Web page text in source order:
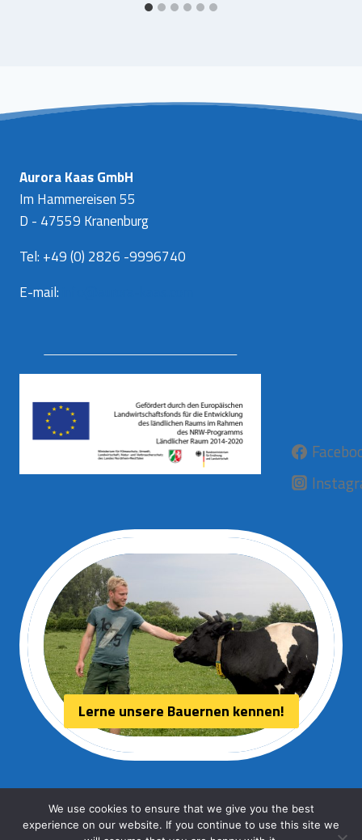
Aurora Kaas GmbH
Im Hammereisen 55
D - 47559 Kranenburg
Tel: +49 (0) 2826 -9996740
E-mail:
Lerne unsere Bauernen kennen!
© 2026 Aurora kaas
We use cookies to ensure that we give you the best
experience on our website. If you continue to use this site we